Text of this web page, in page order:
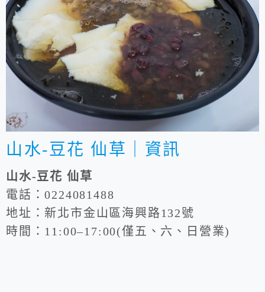
山水-豆花 仙草｜資訊
山水-豆花 仙草
電話：0224081488
地址：新北市金山區海興路132號
時間：11:00–17:00(僅五、六、日營業)